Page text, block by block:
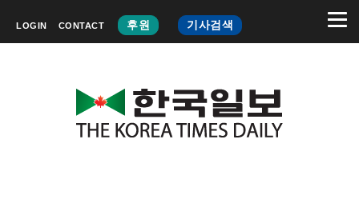
LOGIN CONTACT 후원 기사검색